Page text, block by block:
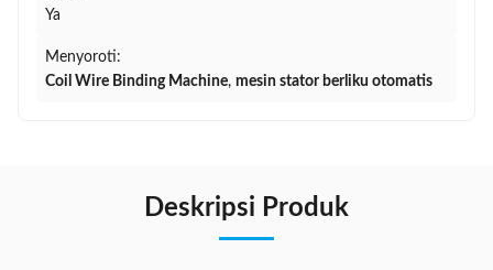
Ya
Menyoroti:
Coil Wire Binding Machine, mesin stator berliku otomatis
Deskripsi Produk